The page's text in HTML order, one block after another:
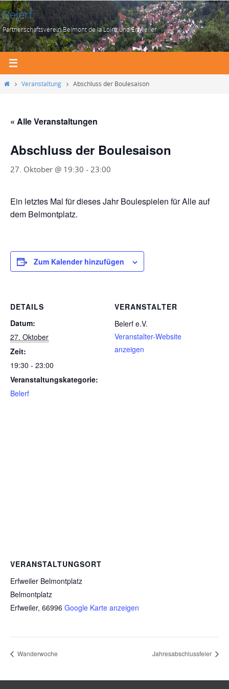
Zum
Inhalt
springen
Belerf
Partnerschaftsverein Belmont de la Loire und Erfweiler
StartVeranstaltung Abschluss der Boulesaison
« Alle Veranstaltungen
Abschluss der Boulesaison
27. Oktober @ 19:30 - 23:00
Ein letztes Mal für dieses Jahr Boulespielen für Alle auf
dem Belmontplatz.
Zum Kalender hinzufügen
DETAILS
Datum:
27. Oktober
Zeit:
19:30 - 23:00
Veranstaltungskategorie:
Belerf
VERANSTALTER
Belerf e.V.
Veranstalter-Website
anzeigen
VERANSTALTUNGSORT
Erfweiler Belmontplatz
Belmontplatz
Erfweiler, 66996 Google Karte anzeigen
Wanderwoche Jahresabschlussfeier